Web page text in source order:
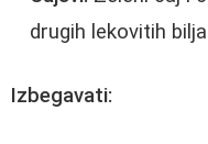
drugih lekovitih
Izbegavati: